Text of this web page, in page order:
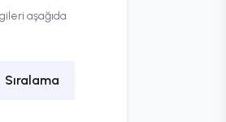
aşağıda
Sıralama